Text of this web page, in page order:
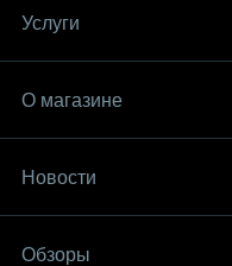
Услуги
О магазине
Новости
Обзоры